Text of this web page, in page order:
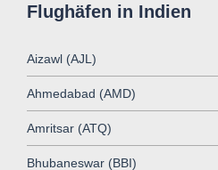
Flughäfen in Indien
Aizawl (AJL)
Ahmedabad (AMD)
Amritsar (ATQ)
Bhubaneswar (BBI)